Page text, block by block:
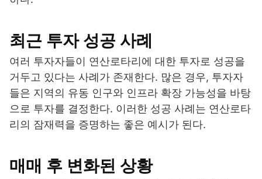
최근 투자 성공 사례
여러 투자자들이 연산로타리에 대한 투자로 성공을
거두고 있다는 사례가 존재한다. 많은 경우, 투자자
들은 지역의 유동 인구와 인프라 확장 가능성을 바탕
으로 투자를 결정한다. 이러한 성공 사례는 연산로타
리의 잠재력을 증명하는 좋은 예시가 된다.
매매 후 변화된 상황